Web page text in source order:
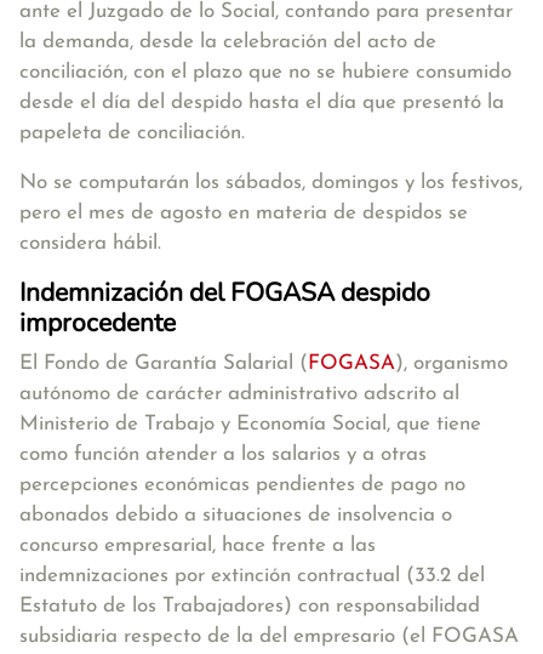
ante el Juzgado de lo Social, contando para presentar
la demanda, desde la celebración del acto de
conciliación, con el plazo que no se hubiere consumido
desde el día del despido hasta el día que presentó la
papeleta de conciliación.
No se computarán los sábados, domingos y los festivos,
pero el mes de agosto en materia de despidos se
considera hábil.
Indemnización del FOGASA despido
improcedente
El Fondo de Garantía Salarial ( FOGASA), organismo
autónomo de carácter administrativo adscrito al
Ministerio de Trabajo y Economía Social, que tiene
como función atender a los salarios y a otras
percepciones económicas pendientes de pago no
abonados debido a situaciones de insolvencia o
concurso empresarial, hace frente a las
indemnizaciones por extinción contractual
(33.2 del
Estatuto de los Trabajadores) con responsabilidad
subsidiaria respecto de la del empresario (el FOGASA